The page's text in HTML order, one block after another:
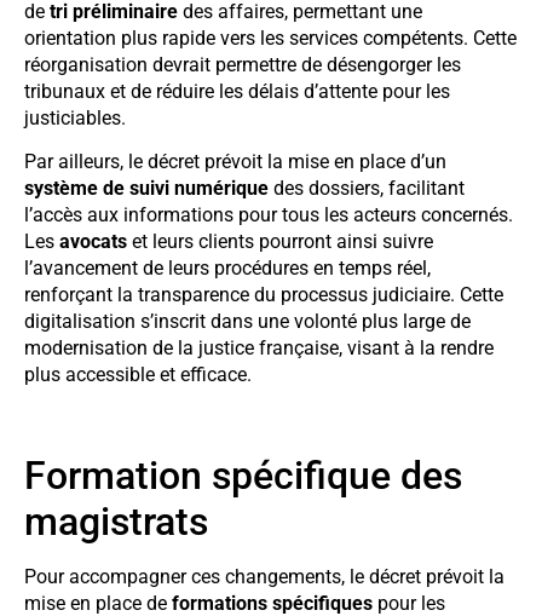
de tri préliminaire des affaires, permettant une
orientation plus rapide vers les services compétents. Cette
réorganisation devrait permettre de désengorger les
tribunaux et de réduire les délais d’attente pour les
justiciables.
Par ailleurs, le décret prévoit la mise en place d’un
système de suivi numérique des dossiers, facilitant
l’accès aux informations pour tous les acteurs concernés.
Les avocats et leurs clients pourront ainsi suivre
l’avancement de leurs procédures en temps réel,
renforçant la transparence du processus judiciaire. Cette
digitalisation s’inscrit dans une volonté plus large de
modernisation de la justice française, visant à la rendre
plus accessible et efficace.
Formation spécifique des
magistrats
Pour accompagner ces changements, le décret prévoit la
mise en place de formations spécifiques pour les